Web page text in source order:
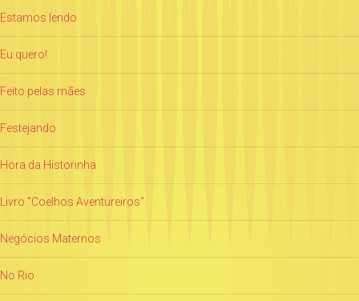
Estamos lendo
Eu quero!
Feito pelas mães
Festejando
Hora da Historinha
Livro "Coelhos Aventureiros"
Negócios Maternos
No Rio